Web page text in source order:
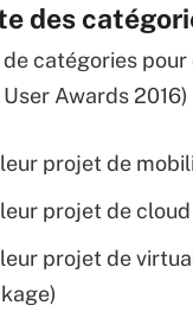
des
de catégories
Awards 2016)
projet de
projet de
projet de